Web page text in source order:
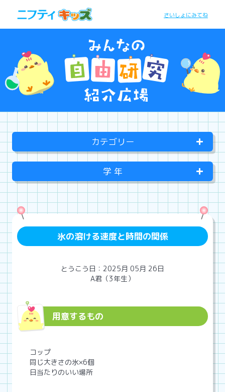
さいしょにみてね
カテゴリー
学 年
氷の溶ける速度と時間の関係
とうこう日：2025月 05月 26日
A君（3年生）
用意するもの
コップ
同じ大きさの氷×6個
日当たりのいい場所